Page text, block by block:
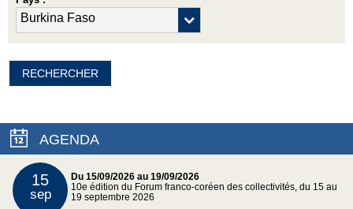
AGENDA
15
sep
Du 15/09/2026 au 19/09/2026
10e édition du Forum franco-coréen des collectivités, du 15 au
19 septembre 2026